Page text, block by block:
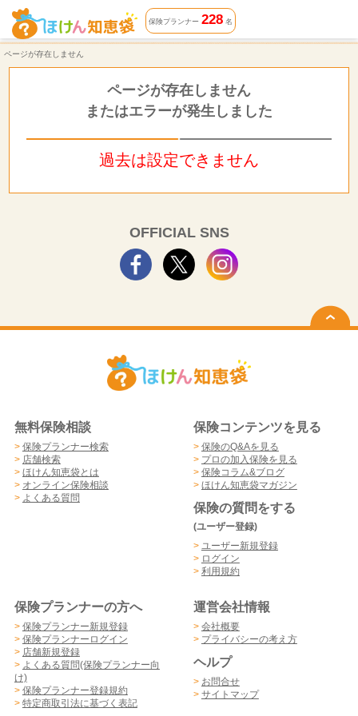
ページが存在しません | ほけん知恵袋
保険プランナー 228名
ページが存在しません
ページが存在しません
またはエラーが発生しました
過去は設定できません
OFFICIAL SNS
無料保険相談
> 保険プランナー検索
> 店舗検索
> ほけん知恵袋とは
> オンライン保険相談
> よくある質問
保険コンテンツを見る
> 保険のQ&Aを見る
> プロの加入保険を見る
> 保険コラム&ブログ
> ほけん知恵袋マガジン
保険の質問をする
(ユーザー登録)
> ユーザー新規登録
> ログイン
> 利用規約
保険プランナーの方へ
> 保険プランナー新規登録
> 保険プランナーログイン
> 店舗新規登録
> よくある質問(保険プランナー向
け)
> 保険プランナー登録規約
> 特定商取引法に基づく表記
運営会社情報
> 会社概要
> プライバシーの考え方
ヘルプ
> お問合せ
> サイトマップ